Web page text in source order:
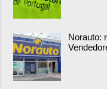
Norauto: